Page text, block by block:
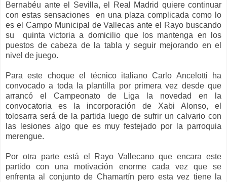
Bernabéu ante el Sevilla, el Real Madrid quiere continuar
con estas sensaciones
en una plaza complicada como lo
es el Campo Municipal de Vallecas ante el Rayo buscando
su
quinta victoria a domicilio que los mantenga en los
puestos de cabeza de la tabla y seguir mejorando en el
nivel de juego.
Para este choque el técnico italiano Carlo Ancelotti ha
convocado a toda la plantilla por primera vez desde que
arrancó el Campeonato de Liga la novedad en la
convocatoria es la incorporación de Xabi Alonso, el
tolosarra será de la partida luego de sufrir un calvario con
las lesiones algo que es muy festejado por la parroquia
merengue.
Por otra parte está el Rayo Vallecano que encara este
partido con una motivación enorme cada vez que se
enfrenta al conjunto de Chamartín pero esta vez tiene la